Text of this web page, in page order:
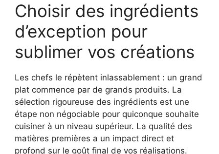
Choisir des ingrédients
d’exception pour
sublimer vos créations
Les chefs le répètent inlassablement : un grand
plat commence par de grands produits. La
sélection rigoureuse des ingrédients est une
étape non négociable pour quiconque souhaite
cuisiner à un niveau supérieur. La qualité des
matières premières a un impact direct et
profond sur le goût final de vos réalisations.